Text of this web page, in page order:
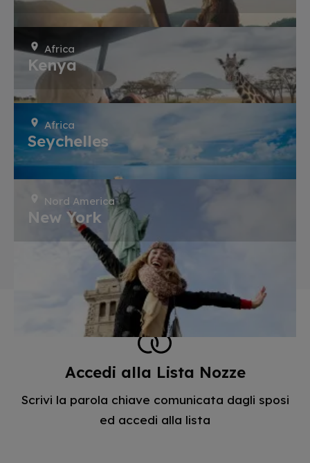
Africa
Kenya
Africa
Seychelles
Nord America
New York
Accedi alla Lista Nozze
Scrivi la parola chiave comunicata dagli sposi
ed accedi alla lista